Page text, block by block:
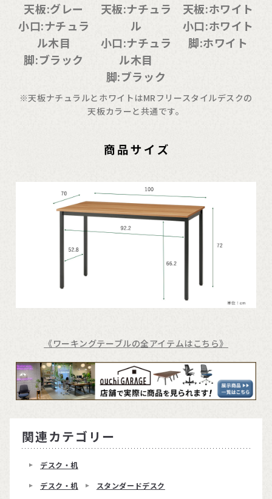
天板:グレー
小口:ナチュラ
ル木目
脚:ブラック
天板:ナチュラ
ル
小口:ナチュラ
ル木目
脚:ブラック
天板:ホワイト
小口:ホワイト
脚:ホワイト
※天板ナチュラルとホワイトはMRフリースタイルデスクの
天板カラーと共通です。
《ワーキングテーブルの全アイテムはこちら》
関連カテゴリー
デスク・机
デスク・机
スタンダードデスク